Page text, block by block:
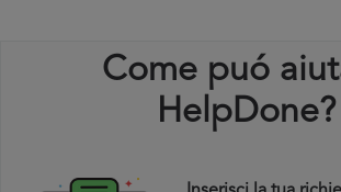
Come puó
HelpDone?